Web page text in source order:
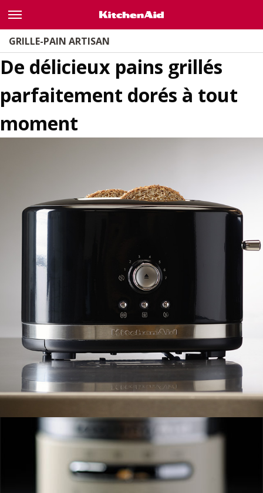
GRILLE-PAIN ARTISAN
OÙ ACHETER
De délicieux pains grillés
parfaitement dorés à tout
moment